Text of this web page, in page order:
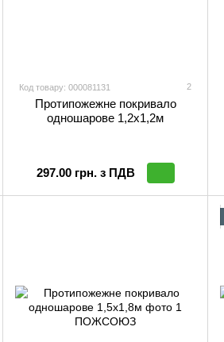
Код товару: 000081131 2
Протипожежне покривало
одношарове 1,2х1,2м
297.00 грн. з ПДВ